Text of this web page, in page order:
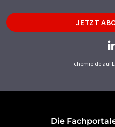
JETZT
chemie.de auf
Die